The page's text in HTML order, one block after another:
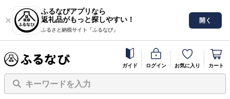
ふるなびアプリなら
返礼品がもっと探しやすい！
ふるさと納税サイト「ふるなび」
開く
ガイド ログイン お気に入り カート
キーワードを入力